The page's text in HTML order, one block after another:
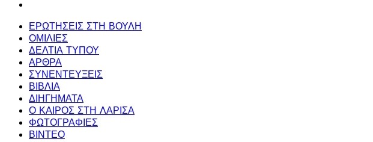
ΕΡΩΤΗΣΕΙΣ ΣΤΗ ΒΟΥΛΗ
ΟΜΙΛΙΕΣ
ΔΕΛΤΙΑ ΤΥΠΟΥ
ΑΡΘΡΑ
ΣΥΝΕΝΤΕΥΞΕΙΣ
ΒΙΒΛΙΑ
ΔΙΗΓΗΜΑΤΑ
Ο ΚΑΙΡΟΣ ΣΤΗ ΛΑΡΙΣΑ
ΦΩΤΟΓΡΑΦΙΕΣ
ΒΙΝΤΕΟ